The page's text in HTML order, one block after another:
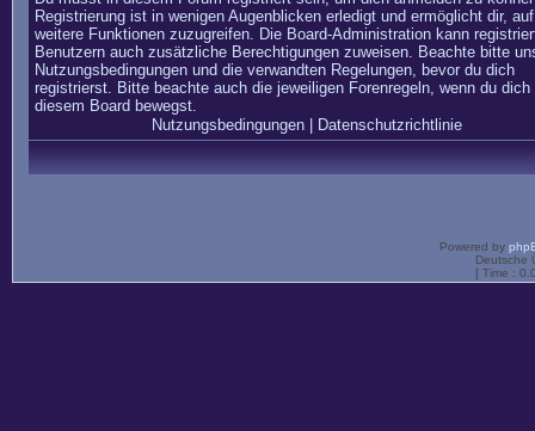
Registrierung ist in wenigen Augenblicken erledigt und ermöglicht dir, auf
weitere Funktionen zuzugreifen. Die Board-Administration kann
Benutzern auch zusätzliche Berechtigungen zuweisen. Beachte bitte
Nutzungsbedingungen und die verwandten Regelungen, bevor du dich
registrierst. Bitte beachte auch die jeweiligen Forenregeln, wenn du dich
diesem Board bewegst.
Nutzungsbedingungen| Datenschutzrichtlinie
Powered by
Deutsche
[ Time :